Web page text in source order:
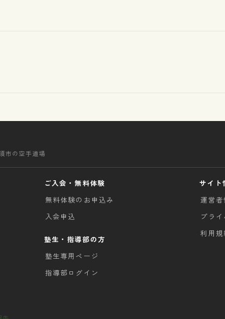
市の空手道場
ご入会・無料体験
無料体験のお申込み
入会申込
塾生・指導部の方
塾生専用ページ
指導部ログイン
サイト
運営者
プラ
利用規